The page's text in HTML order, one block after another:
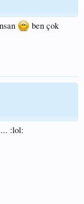
ben çok
:lol: